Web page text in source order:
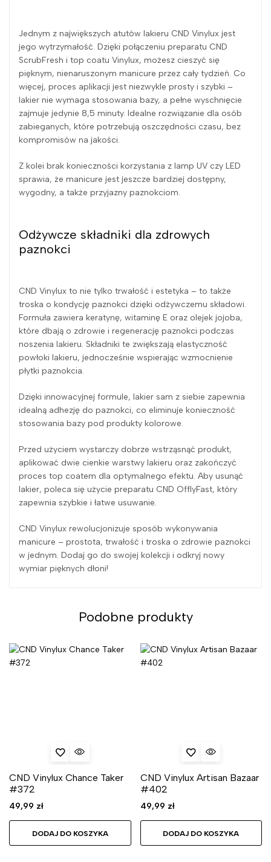
Jednym z największych atutów lakieru CND Vinylux jest
jego wytrzymałość. Dzięki połączeniu preparatu CND
ScrubFresh i top coatu Vinylux, możesz cieszyć się
pięknym, nienaruszonym manicure przez cały tydzień. Co
więcej, proces aplikacji jest niezwykle prosty i szybki –
lakier nie wymaga stosowania bazy, a pełne wyschnięcie
zajmuje jedynie 8,5 minuty. Idealne rozwiązanie dla osób
zabieganych, które potrzebują oszczędności czasu, bez
kompromisów na jakości.
Z kolei brak konieczności korzystania z lamp UV czy LED
sprawia, że manicure jest jeszcze bardziej dostępny,
wygodny, a także przyjazny paznokciom.
Odżywcze składniki dla zdrowych
paznokci
CND Vinylux to nie tylko trwałość i estetyka – to także
troska o kondycję paznokci dzięki odżywczemu składowi.
Formuła zawiera keratynę, witaminę E oraz olejek jojoba,
które dbają o zdrowie i regenerację paznokci podczas
noszenia lakieru. Składniki te zwiększają elastyczność
powłoki lakieru, jednocześnie wspierając wzmocnienie
płytki paznokcia.
Dzięki innowacyjnej formule, lakier sam z siebie zapewnia
idealną adhezję do paznokci, co eliminuje konieczność
stosowania bazy pod produkty kolorowe.
Przed użyciem wystarczy dobrze wstrząsnąć produkt,
aplikować dwie cienkie warstwy lakieru oraz zakończyć
proces top coatem dla optymalnego efektu. Aby usunąć
lakier, poleca się użycie preparatu CND OfflyFast, który
zapewnia szybkie i łatwe usuwanie.
CND Vinylux rewolucjonizuje sposób wykonywania
manicure – prostota, trwałość i troska o zdrowie paznokci
w jednym. Dodaj go do swojej kolekcji i odkryj nowy
wymiar pięknych dłoni!
Podobne produkty
CND Vinylux Chance Taker
#372
49,99 zł
DODAJ DO KOSZYKA
CND Vinylux Artisan Bazaar
#402
49,99 zł
DODAJ DO KOSZYKA